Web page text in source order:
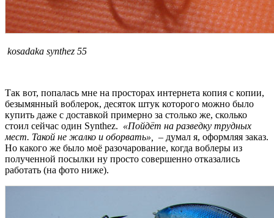
kosadaka synthez 55
Так вот, попалась мне на просторах интернета копия с копии,
безымянный воблерок, десяток штук которого можно было
купить даже с доставкой примерно за столько же, сколько
стоил сейчас один Synthez. «Пойдёт на разведку трудных
мест. Такой не жалко и оборвать»,
– думал я, оформляя заказ.
Но какого же было моё разочарование, когда воблеры из
полученной посылки ну просто совершенно отказались
работать (на фото ниже).